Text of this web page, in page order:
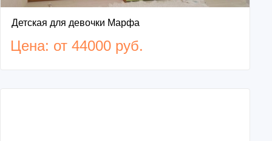
Детская для девочки Марфа
Цена: от 44000 руб.